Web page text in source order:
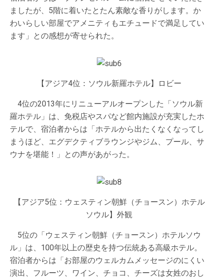
ましたが、5階に着いたとたん素敵な香りがします。か
わいらしい部屋でアメニティもエチュードで満足してい
ます」との感想が寄せられた。
【アジア4位：ソウル新羅ホテル】ロビー
4位の2013年にリニューアルオープンした「ソウル新
羅ホテル」は、免税店やスパなど館内施設が充実したホ
テルで、宿泊者からは「ホテルから出たくなくなってし
まうほど、エグデクティブラウンジやジム、プール、サ
ウナを堪能！」との声があがった。
【アジア5位：ウェスティン朝鮮（チョースン）ホテル
ソウル】外観
5位の「ウェスティン朝鮮（チョースン）ホテルソウ
ル」は、100年以上の歴史を持つ伝統ある高級ホテル。
宿泊者からは「お部屋のウェルカムメッセージのにくい
演出、フルーツ、ワイン、チョコ、チーズは女姓のおし